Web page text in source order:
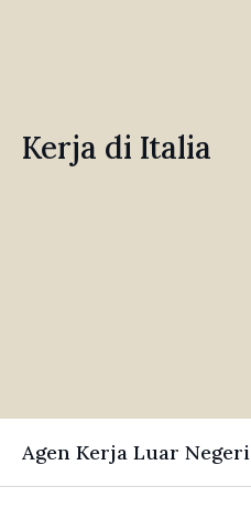
Kerja di Italia
Agen Kerja Luar Negeri